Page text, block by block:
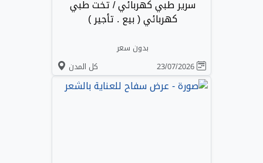
سرير طبي كهربائي / تخت طبي
كهربائي ( بيع . تأجير )
بدون سعر
كل المدن